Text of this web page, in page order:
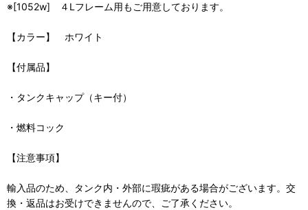
※[1052w] ４Lフレーム用もご用意しております。
【カラー】 ホワイト
【付属品】
・タンクキャップ（キー付）
・燃料コック
【注意事項】
輸入品のため、タンク内・外部に瑕疵がある場合がございます。交
換・返品はお受けできませんので、ご了承ください。